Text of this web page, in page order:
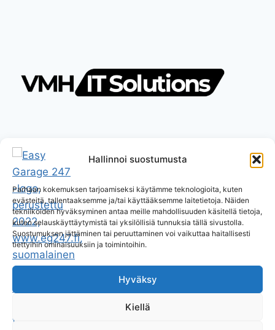
Hallinnoi suostumusta
Parhaan kokemuksen tarjoamiseksi käytämme teknologioita, kuten
evästeitä, tallentaaksemme ja/tai käyttääksemme laitetietoja. Näiden
tekniikoiden hyväksyminen antaa meille mahdollisuuden käsitellä tietoja,
kuten selauskäyttäytymistä tai yksilöllisiä tunnuksia tällä sivustolla.
Suostumuksen jättäminen tai peruuttaminen voi vaikuttaa haitallisesti
tiettyihin ominaisuuksiin ja toimintoihin.
Hyväksy
Kiellä